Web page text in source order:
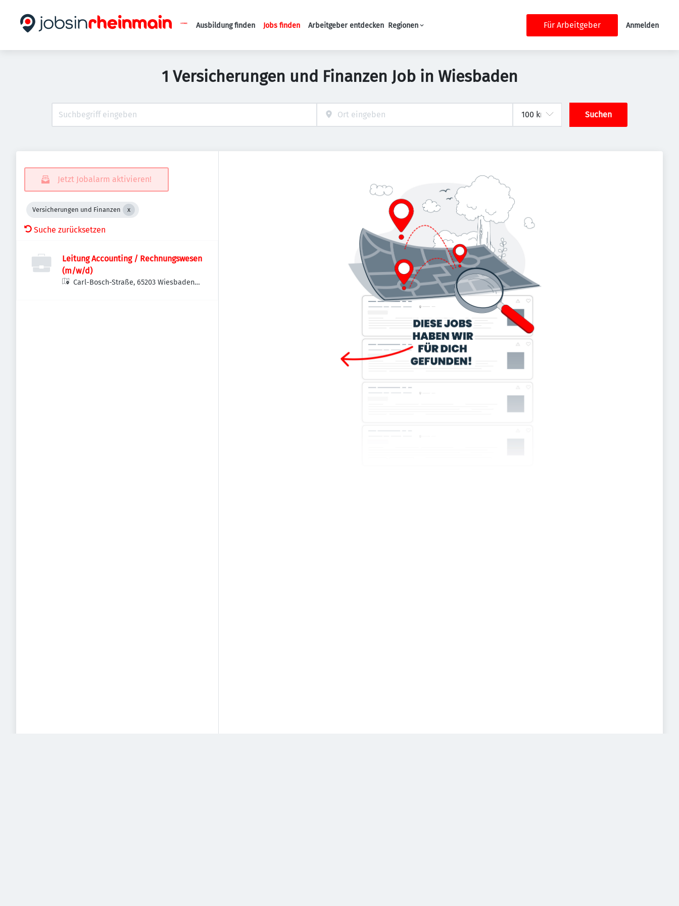
Haupt-Navigation
Ausbildung finden Jobs finden Arbeitgeber entdecken Regionen Für Arbeitgeber Anmelden
1 Versicherungen und Finanzen Job in Wiesbaden
Suchen
Jetzt Jobalarm aktivieren!
Versicherungen und Finanzen
Suche zurücksetzen
Leitung Accounting / Rechnungswesen
(m/w/d)
Carl-Bosch-Straße, 65203 Wiesbaden-